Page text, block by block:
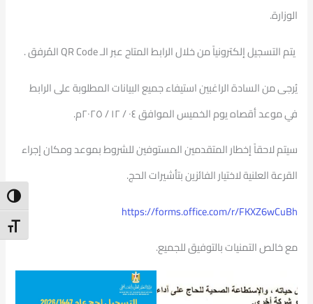
الوزارة.
​ يتم التسجيل إلكترونياً من خلال الرابط المتاح عبر الـ QR Code المُرفق .
​يُرجى من السادة الراغبين استيفاء جميع البيانات المطلوبة على الرابط
في موعد أقصاه يوم الخميس الموافق ٠٤ / ١٢ / ٢٠٢٥م.
​سيتم لاحقاً إخطار المتقدمين المستوفين للشروط بموعد ومكان إجراء
القرعة العلنية لاختيار الفائزين بتأشيرات الحج.
https://forms.office.com/r/FKXZ6wCuBh
​مع خالص التمنيات بالتوفيق للجميع.